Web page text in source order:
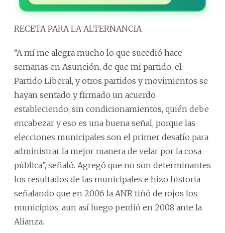
RECETA PARA LA ALTERNANCIA
“A mí me alegra mucho lo que sucedió hace
semanas en Asunción, de que mi partido, el
Partido Liberal, y otros partidos y movimientos se
hayan sentado y firmado un acuerdo
estableciendo, sin condicionamientos, quién debe
encabezar y eso es una buena señal, porque las
elecciones municipales son el primer desafío para
administrar la mejor manera de velar por la cosa
pública”, señaló. Agregó que no son determinantes
los resultados de las municipales e hizo historia
señalando que en 2006 la ANR tiñó de rojos los
municipios, aun así luego perdió en 2008 ante la
Alianza.